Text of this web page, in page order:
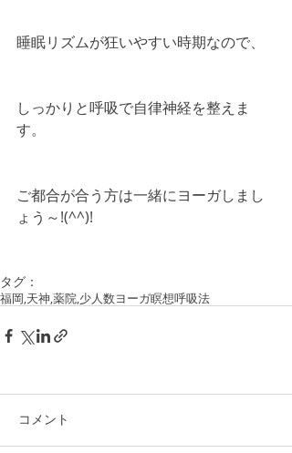
睡眠リズムが狂いやすい時期なので、
しっかりと呼吸で自律神経を整えま
す。
ご都合が合う方は一緒にヨーガしまし
ょう～!(^^)!
タグ：
福岡,天神,薬院,少人数ヨーガ瞑想呼吸法
コメント